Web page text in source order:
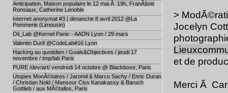
Anticipation, Maison populaire le 12 mai Ã 19h, FranÃ§ois
Ronsiaux, Catherine Lenoble
Internet anonymat #3 | dimanche 8 avril 2012 @La
Pommerie (Limousin)
Oli_Lab @Kernel Panic - AADN Lyon / 29 mars
Valentin Durif @CodeLab#16 Lyon
Hacking au quotidien / Goals&Objectives / jeudi 17
novembre / tmp/lab Paris
PURE /dev/art/ vendredi 14 octobre @ Blackboxe, Paris
Utopies MonÃ©taires / Jaromil & Marco Sachy / Enric Duran
/ Christian Nold / Mansour Ciss Kanakassy & Baruch
Gottlieb / aux MÃ©tallos, Paris
>
Jocelyn
et de
Merci Ã